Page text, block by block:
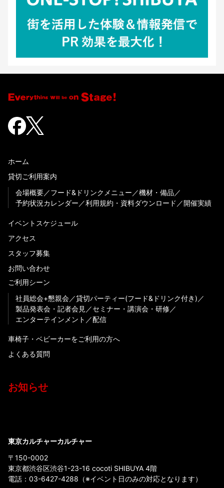
ホーム
貸切ご利用案内
会場概要
フード&ドリンクメニュー
機材・備品
予約状況カレンダー
利用規約・資料ダウンロード 開催実績
イベントスケジュール
アクセス
スタッフ募集
お問い合わせ
ご利用シーン
社員総会+懇親会
貸切パーティー(フード&ドリンク付き)
製品発表会・記者会見
セミナー・講演会・研修
エンターテインメント
配信
車椅子・ベビーカーをご利用の方へ
よくある質問
お知らせ
東京カルチャーカルチャー
〒150-0002
東京都渋谷区渋谷1-23-16 cocoti SHIBUYA 4階
電話： 03-6427-4288 （※イベント日のみの対応となります）